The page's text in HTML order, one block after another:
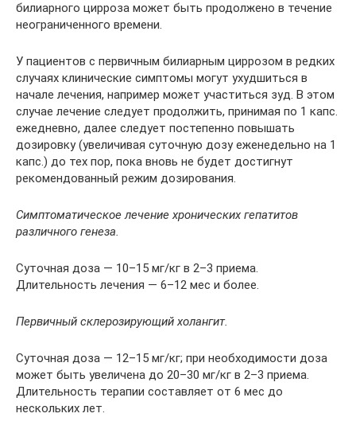
билиарного цирроза может быть продолжено в течение
неограниченного времени.
У пациентов с первичным билиарным циррозом в редких
случаях клинические симптомы могут ухудшиться в
начале лечения, например может участиться зуд. В этом
случае лечение следует продолжить, принимая по 1 капс.
ежедневно, далее следует постепенно повышать
дозировку (увеличивая суточную дозу еженедельно на 1
капс.) до тех пор, пока вновь не будет достигнут
рекомендованный режим дозирования.
Симптоматическое лечение хронических гепатитов
различного генеза.
Суточная доза — 10–15 мг/кг в 2–3 приема.
Длительность лечения — 6–12 мес и более.
Первичный склерозирующий холангит.
Cуточная доза — 12–15 мг/кг; при необходимости доза
может быть увеличена до 20–30 мг/кг в 2–3 приема.
Длительность терапии составляет от 6 мес до
нескольких лет.